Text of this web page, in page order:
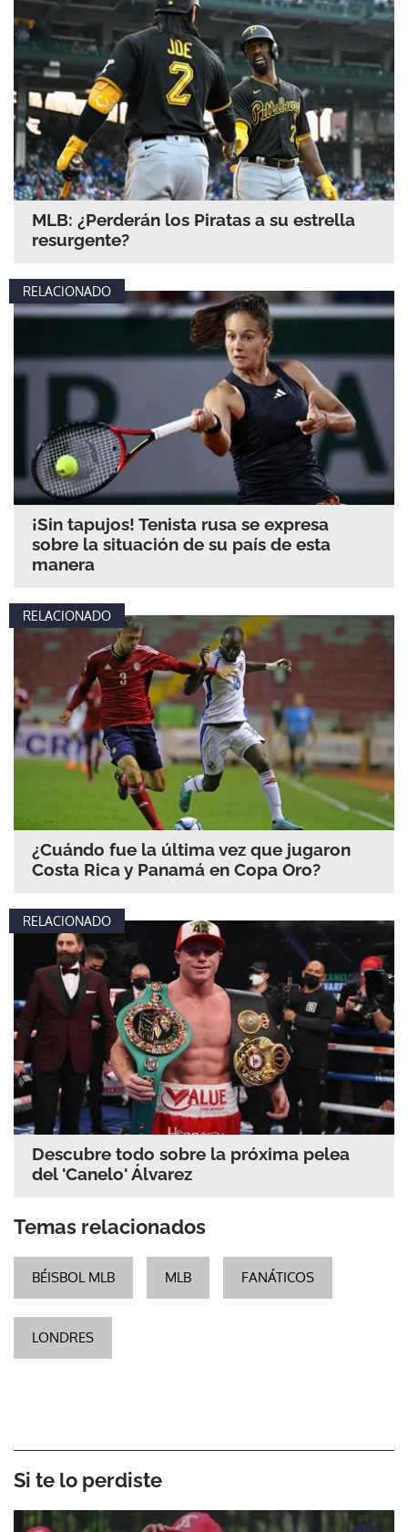
MLB: ¿Perderán los Piratas a su estrella
resurgente?
RELACIONADO
¡Sin tapujos! Tenista rusa se expresa
sobre la situación de su país de esta
manera
RELACIONADO
¿Cuándo fue la última vez que jugaron
Costa Rica y Panamá en Copa Oro?
RELACIONADO
Descubre todo sobre la próxima pelea
del 'Canelo' Álvarez
Temas relacionados
BÉISBOL MLB MLB FANÁTICOS
LONDRES
Si te lo perdiste